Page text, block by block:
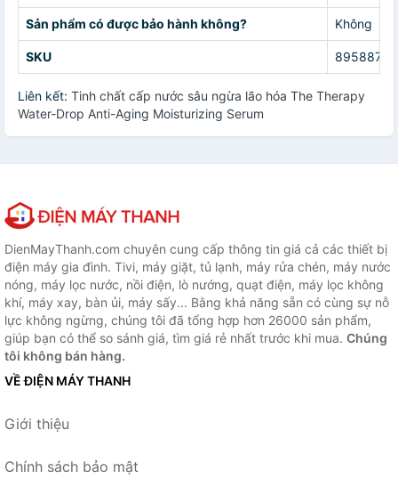
Sản phẩm có được bảo hành không? Không
SKU
Liên kết: Tinh chất cấp nước sâu ngừa lão hóa The Therapy
Water-Drop Anti-Aging Moisturizing Serum
DienMayThanh.com chuyên cung cấp thông tin giá cả các thiết bị
điện máy gia đình. Tivi, máy giặt, tủ lạnh, máy rửa chén, máy nước
nóng, máy lọc nước, nồi điện, lò nướng, quạt điện, máy lọc không
khí, máy xay, bàn ủi, máy sấy... Bằng khả năng sẵn có cùng sự nỗ
lực không ngừng, chúng tôi đã tổng hợp hơn 26000 sản phẩm,
giúp bạn có thể so sánh giá, tìm giá rẻ nhất trước khi mua. Chúng
tôi không bán hàng.
VỀ ĐIỆN MÁY THANH
Giới thiệu
Chính sách bảo mật